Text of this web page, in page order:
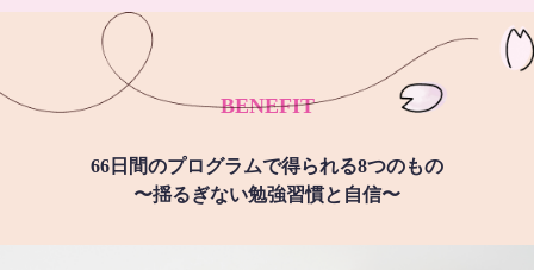
BENEFIT
66日間のプログラムで得られる8つのもの
〜揺るぎない勉強習慣と自信〜